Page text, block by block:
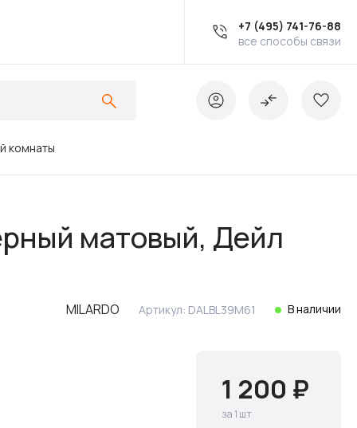
+7 (495) 741-76-88
все способы связи
Инсталляции
Слив и канализация
комнаты
матовый, Дейл
MILARDO Артикул: DALBL39M61 В наличии
1 200 ₽
за 1 шт